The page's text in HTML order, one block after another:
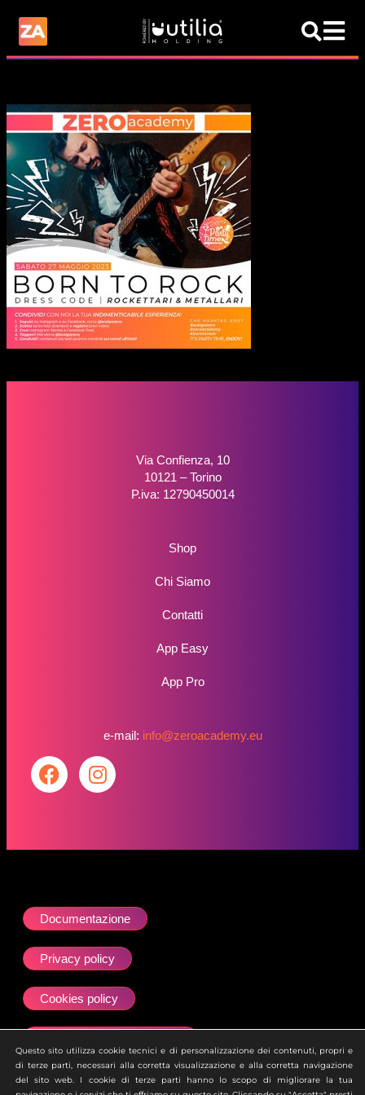
Via Confienza, 10
10121 – Torino
P.iva: 12790450014
Shop
Chi Siamo
Contatti
App Easy
App Pro
e-mail: info@zeroacademy.eu
Documentazione
Privacy policy
Cookies policy
Site map
Questo sito utilizza cookie tecnici e di personalizzazione dei contenuti, propri e
di terze parti, necessari alla corretta visualizzazione e alla corretta navigazione
del sito web. I cookie di terze parti hanno lo scopo di migliorare la tua